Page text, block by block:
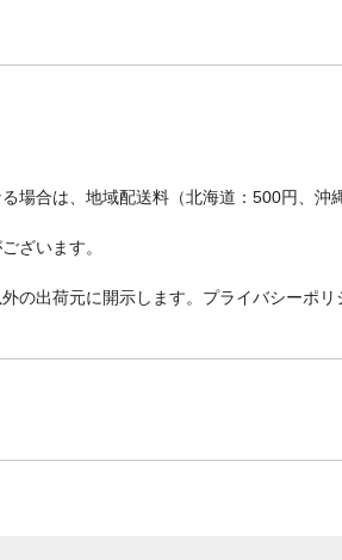
場合は、地域配送料（北海道：500円、
ざいます。
の出荷元に開示します。プライバシーポリ